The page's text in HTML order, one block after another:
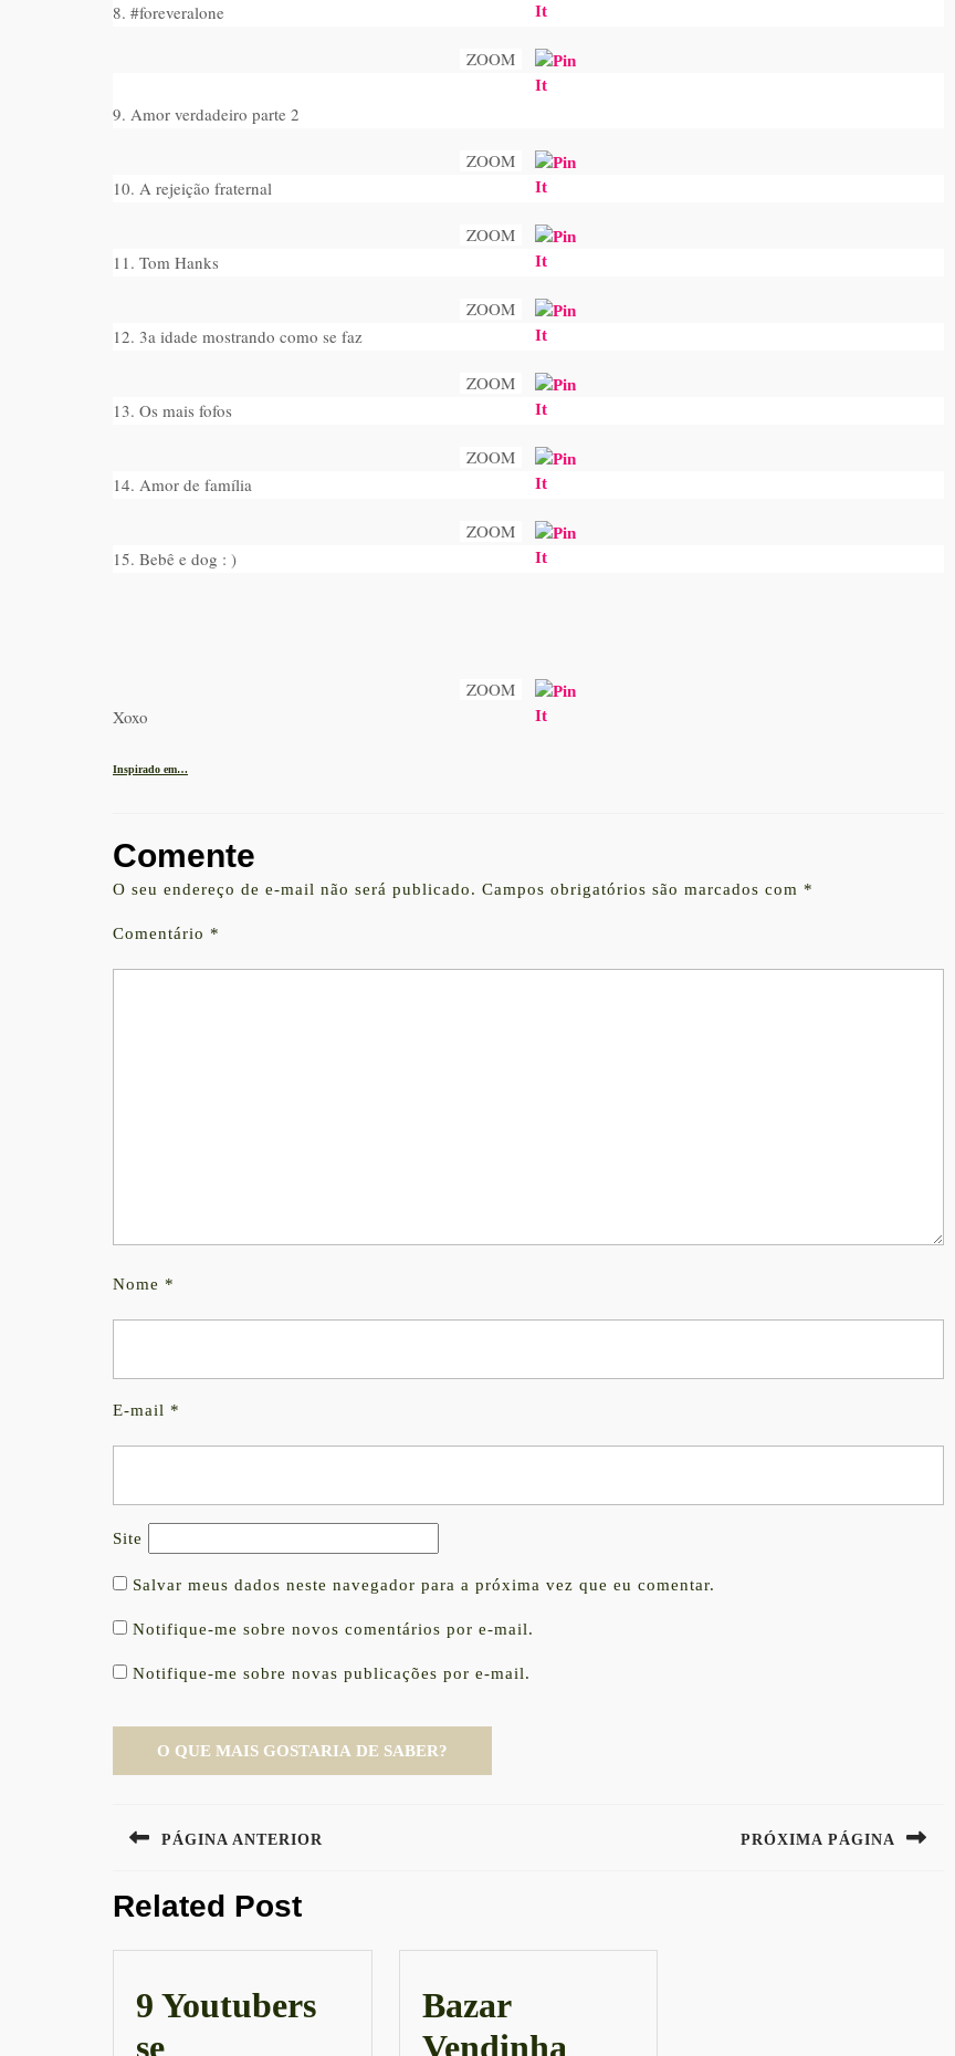
8. #foreveralone
ZOOM
9. Amor verdadeiro parte 2
ZOOM
10. A rejeição fraternal
ZOOM
11. Tom Hanks
ZOOM
12. 3a idade mostrando como se faz
ZOOM
13. Os mais fofos
ZOOM
14. Amor de família
ZOOM
15. Bebê e dog : )
ZOOM
Xoxo
Inspirado em…
Comente
O seu endereço de e-mail não será publicado. Campos obrigatórios são marcados com *
Comentário *
Nome *
E-mail *
Site
Salvar meus dados neste navegador para a próxima vez que eu comentar.
Notifique-me sobre novos comentários por e-mail.
Notifique-me sobre novas publicações por e-mail.
de
Post
PÁGINA ANTERIOR
post:
PRÓXIMA PÁGINA
Related Post
9 Youtubers
se
Bazar
Vendinha